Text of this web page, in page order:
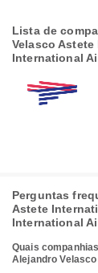
Lista de
Velasco
International
Perguntas
Astete
International
Quais
Alejandro